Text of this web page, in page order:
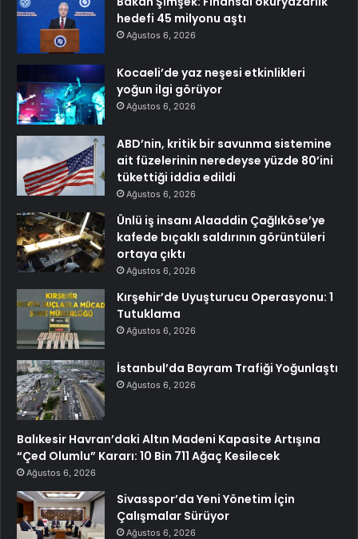
hedefi 45 milyonu aştı
Ağustos 6, 2026
Kocaeli’de yaz neşesi etkinlikleri
yoğun ilgi görüyor
Ağustos 6, 2026
ABD’nin, kritik bir savunma sistemine
ait füzelerinin neredeyse yüzde 80’ini
tükettiği iddia edildi
Ağustos 6, 2026
Ünlü iş insanı Alaaddin Çağlıköse’ye
kafede bıçaklı saldırının görüntüleri
ortaya çıktı
Ağustos 6, 2026
Kırşehir’de Uyuşturucu Operasyonu: 1
Tutuklama
Ağustos 6, 2026
İstanbul’da Bayram Trafiği Yoğunlaştı
Ağustos 6, 2026
Balıkesir Havran’daki Altın Madeni Kapasite Artışına
“Çed Olumlu” Kararı: 10 Bin 711 Ağaç Kesilecek
Ağustos 6, 2026
Sivasspor’da Yeni Yönetim İçin
Çalışmalar Sürüyor
Ağustos 6, 2026